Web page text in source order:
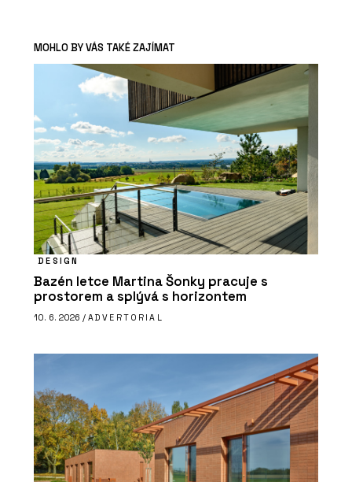
MOHLO BY VÁS TAKÉ ZAJÍMAT
DESIGN
Bazén letce Martina Šonky pracuje s
prostorem a splývá s horizontem
10. 6. 2026 / ADVERTORIAL